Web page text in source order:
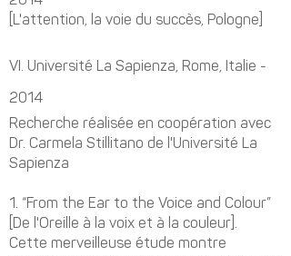
[L'attention, la voie du succès, Pologne]
VI. Université La Sapienza, Rome, Italie -
2014
Recherche réalisée en coopération avec
Dr. Carmela Stillitano de l'Université La
Sapienza​
1. “From the Ear to the Voice and Colour”
[De l'Oreille à la voix et à la couleur].
Cette merveilleuse étude montre